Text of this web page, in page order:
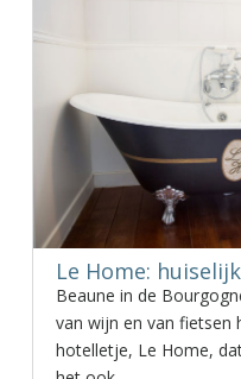
Le Home:
Beaune in de
van wijn en van fietsen
hotelletje, Le Home,